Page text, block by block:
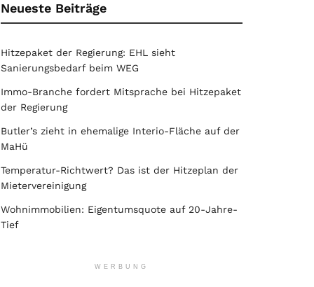
Neueste Beiträge
Hitzepaket der Regierung: EHL sieht
Sanierungsbedarf beim WEG
Immo-Branche fordert Mitsprache bei Hitzepaket
der Regierung
Butler’s zieht in ehemalige Interio-Fläche auf der
MaHü
Temperatur-Richtwert? Das ist der Hitzeplan der
Mietervereinigung
Wohnimmobilien: Eigentumsquote auf 20-Jahre-
Tief
WERBUNG